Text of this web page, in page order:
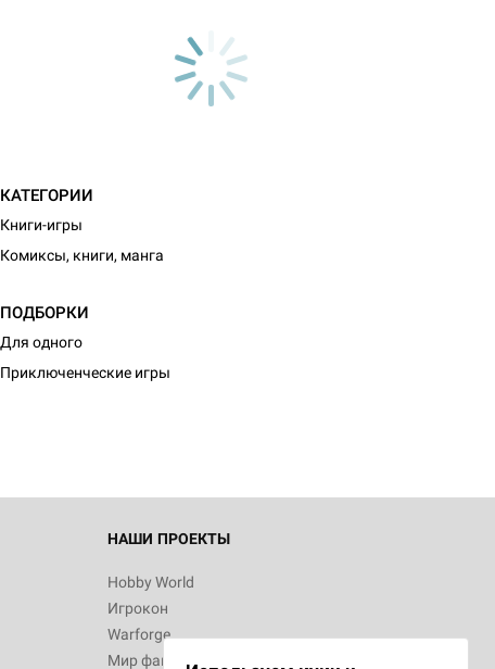
КАТЕГОРИИ
Книги-игры
Комиксы, книги, манга
ПОДБОРКИ
Для одного
Приключенческие игры
НАШИ ПРОЕКТЫ
Hobby World
Игрокон
Warforge
Мир фантастики